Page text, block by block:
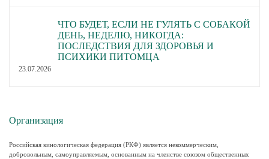
ЧТО БУДЕТ, ЕСЛИ НЕ ГУЛЯТЬ С СОБАКОЙ
ДЕНЬ, НЕДЕЛЮ, НИКОГДА:
ПОСЛЕДСТВИЯ ДЛЯ ЗДОРОВЬЯ И
ПСИХИКИ ПИТОМЦА
23.07.2026
Организация
Российская кинологическая федерация (РКФ) является некоммерческим,
добровольным, самоуправляемым, основанным на членстве союзом общественных